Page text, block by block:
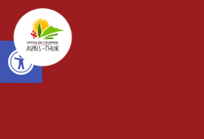
Open toolbar